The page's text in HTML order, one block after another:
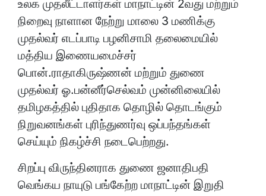
உலக முதலீட்டாளர்கள் மாநாட்டின் 2வது மற்றும்
நிறைவு நாளான நேற்று மாலை 3 மணிக்கு
முதல்வர் எடப்பாடி பழனிசாமி தலைமையில்
மத்திய இணையமைச்சர்
பொன்.ராதாகிருஷ்ணன் மற்றும் துணை
முதல்வர் ஓ.பன்னீர்செல்வம் முன்னிலையில்
தமிழகத்தில் புதிதாக தொழில் தொடங்கும்
நிறுவனங்கள் புரிந்துணர்வு ஒப்பந்தங்கள்
செய்யும் நிகழ்ச்சி நடைபெற்றது.
சிறப்பு விருந்தினராக துணை ஜனாதிபதி
வெங்கய நாயுடு பங்கேற்ற மாநாட்டின் இறுதி